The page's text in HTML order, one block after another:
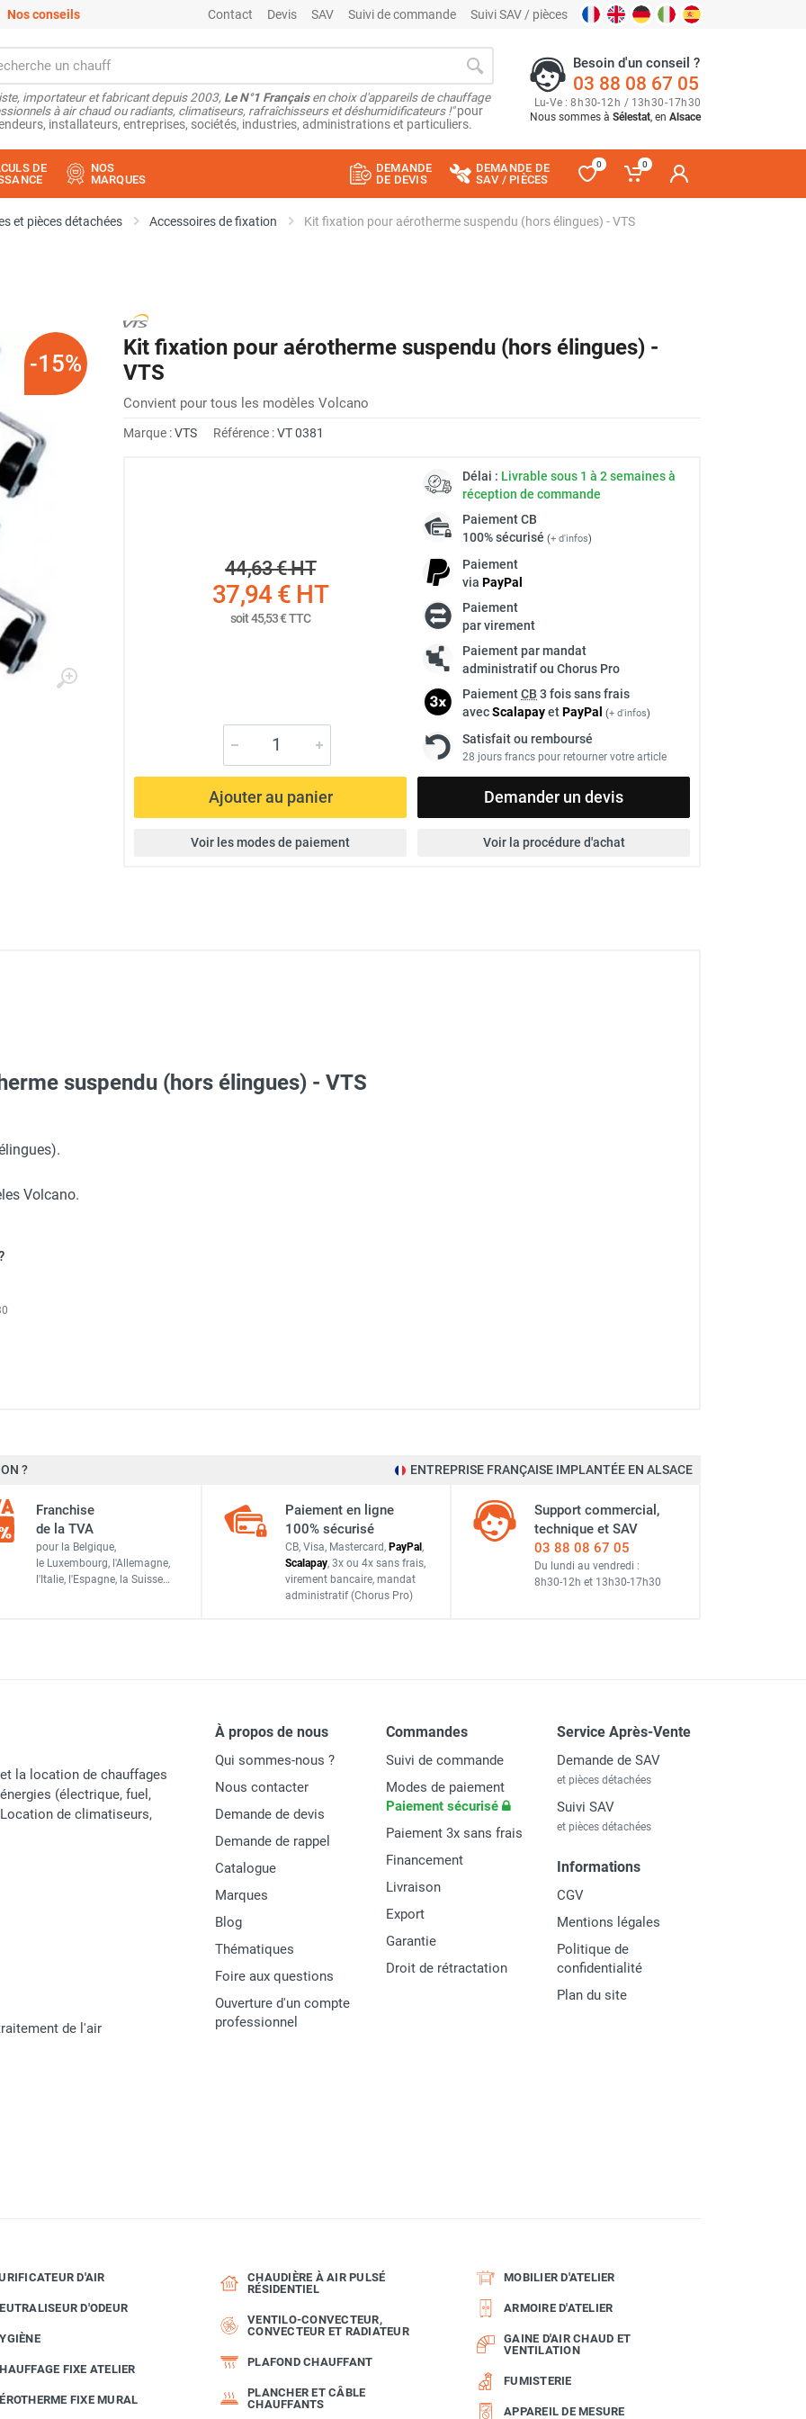
Nos conseils Contact Devis SAV Suivi de commande Suivi SAV / pièces
importateur et fabricant depuis 2003, Le N°1 Françaisen choix d'appareils de chauffage
à air chaud ou radiants, climatiseurs, rafraîchisseurs et déshumidificateurs !"pour
installateurs, entreprises, sociétés, industries, administrations et particuliers.
Besoin d'un conseil ?
03 88 08 67 05
Lu-Ve : 8h30-12h / 13h30-17h30
Nous sommes à Sélestat, en Alsace
DE
NOS
MARQUES
DEMANDE
DE DEVIS
DEMANDE DE
SAV / PIÈCES
0 0
et pièces détachées Accessoires de fixation Kit fixation pour aérotherme suspendu (hors élingues) - VTS
-15% -15%
Kit fixation pour aérotherme suspendu (hors élingues) -
VTS
Convient pour tous les modèles Volcano
Marque :VTS Référence :VT 0381
44,63 €HT
37,94 € HT
soit45,53 €TTC
Délai : Livrable sous 1 à 2 semaines à
réception de commande
PaiementCB
100% sécurisé (+ d'infos)
Paiement
via PayPal
Paiement
par virement
Paiement par mandat
administratif ou Chorus Pro
PaiementCB 3 fois sans frais
avecScalapayetPayPal (+ d'infos)
Satisfait ou remboursé
28 jours francs pour retourner votre article
Ajouter au panier Demander un devis
Voir les modes de paiement Voir la procédure d'achat
ou froide 20kW moteur EC VR MINI - VOLCANO
30kW moteur EC VR1 - VOLCANO
suspendu (hors élingues) - VTS
Volcano.
0381
5902854460052
ACCESSOIRES
? ENTREPRISE FRANÇAISE IMPLANTÉE EN ALSACE
Franchise
de la TVA
pour la Belgique,
le Luxembourg, l'Allemagne,
l'Italie, l'Espagne, la Suisse…
Paiement en ligne
100% sécurisé
CB, Visa, Mastercard, PayPal ,
Scalapay, 3x ou 4x sans frais,
virement bancaire, mandat
administratif (Chorus Pro)
Support commercial,
technique et SAV
03 88 08 67 05
Du lundi au vendredi :
8h30-12h et 13h30-17h30
la location de chauffages
(électrique, fuel,
de climatiseurs,
de l'air
À propos de nous
Qui sommes-nous ?
Nous contacter
Demande de devis
Demande de rappel
Catalogue
Marques
Blog
Thématiques
Foire aux questions
Ouverture d'un compte
professionnel
Commandes
Suivi de commande
Modes de paiement
Paiement sécurisé
Paiement 3x sans frais
Financement
Livraison
Export
Garantie
Droit de rétractation
Service Après-Vente
Demande de SAV
et pièces détachées
Suivi SAV
et pièces détachées
Informations
CGV
Mentions légales
Politique de
confidentialité
Plan du site
D'AIR
D'ODEUR
FIXE ATELIER
FIXE MURAL
CHAUDIÈRE À AIR PULSÉ
RÉSIDENTIEL
VENTILO-CONVECTEUR,
CONVECTEUR ET RADIATEUR
PLAFOND CHAUFFANT
PLANCHER ET CÂBLE
CHAUFFANTS
MOBILIER D'ATELIER
ARMOIRE D'ATELIER
GAINE D'AIR CHAUD ET
VENTILATION
FUMISTERIE
APPAREIL DE MESURE